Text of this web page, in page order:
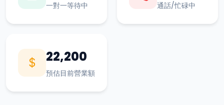
一對一等待中 通話/忙碌中
22,200
預估目前營業額